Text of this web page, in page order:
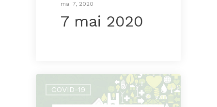
mai 7, 2020
7 mai 2020
COVID-19